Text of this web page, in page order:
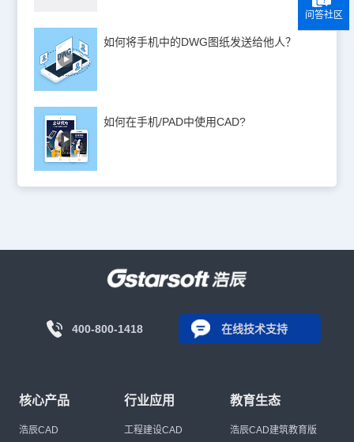
如何将手机中的DWG图纸发送给他人？
如何在手机/PAD中使用CAD?
400-800-1418 在线技术支持
核心产品
浩辰CAD
行业应用
工程建设CAD
教育生态
浩辰CAD建筑教育版
问答社区